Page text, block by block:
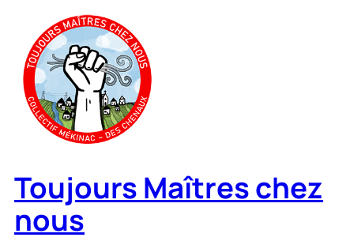
contenu
Toujours Maîtres chez
nous